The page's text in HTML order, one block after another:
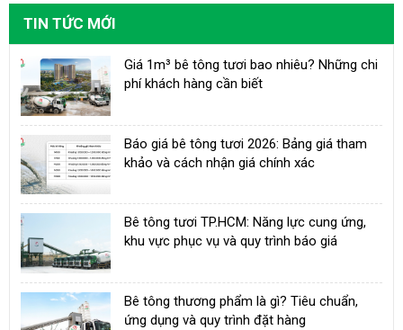
TIN TỨC MỚI
Giá 1m³ bê tông tươi bao nhiêu? Những chi
phí khách hàng cần biết
Báo giá bê tông tươi 2026: Bảng giá tham
khảo và cách nhận giá chính xác
Bê tông tươi TP.HCM: Năng lực cung ứng,
khu vực phục vụ và quy trình báo giá
Bê tông thương phẩm là gì? Tiêu chuẩn,
ứng dụng và quy trình đặt hàng